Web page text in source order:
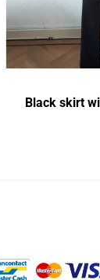
Black skirt